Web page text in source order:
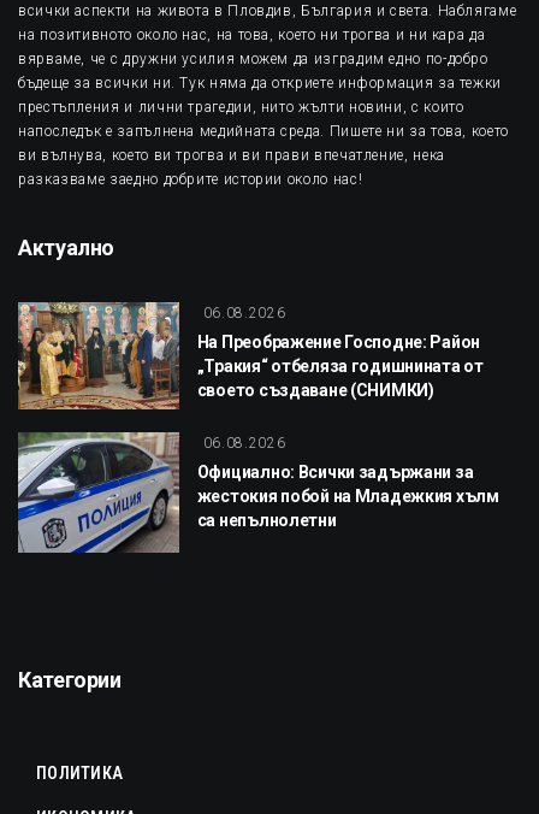
всички аспекти на живота в Пловдив, България и света. Наблягаме
на позитивното около нас, на това, което ни трогва и ни кара да
вярваме, че с дружни усилия можем да изградим едно по-добро
бъдеще за всички ни. Тук няма да откриете информация за тежки
престъпления и лични трагедии, нито жълти новини, с които
напоследък е запълнена медийната среда. Пишете ни за това, което
ви вълнува, което ви трогва и ви прави впечатление, нека
разказваме заедно добрите истории около нас!
Актуално
06.08.2026
На Преображение Господне: Район
„Тракия“ отбеляза годишнината от
своето създаване (СНИМКИ)
06.08.2026
Официално: Всички задържани за
жестокия побой на Младежкия хълм
са непълнолетни
Категории
ПОЛИТИКА